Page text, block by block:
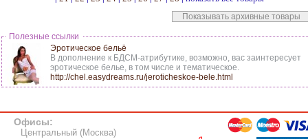
Показывать архивные товары
Полезные ссылки
Эротическое бельё
В дополнение к БДСМ-атрибутике, возможно, вас заинтересует
эротическое белье, в том числе и тематическое.
http://chel.easydreams.ru/jeroticheskoe-bele.html
Офисы:
Центральный (Москва)